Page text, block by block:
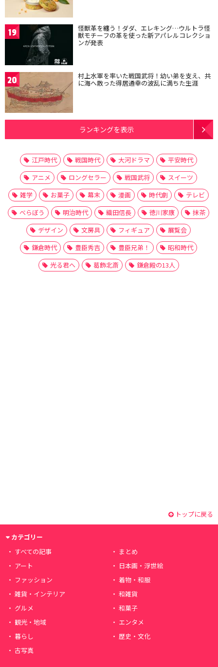
19 怪獣革を纏う！ダダ、エレキング…ウルトラ怪
獣モチーフの革を使った新アパレルコレクショ
ンが発表
20 村上水軍を率いた戦国武将！幼い弟を支え、共
に海へ散った得居通幸の波乱に満ちた生涯
ランキングを表示
江戸時代 戦国時代 大河ドラマ
平安時代
アニメ
ロングセラー 戦国武将
スイーツ
雑学
お菓子 幕末 漫画 時代劇
テレビ
べらぼう
明治時代 織田信長 徳川家康
抹茶
デザイン
文房具 フィギュア
展覧会
鎌倉時代
豊臣秀吉 豊臣兄弟！
昭和時代
光る君へ
葛飾北斎 鎌倉殿の13人
トップに戻る
カテゴリー
すべての記事
まとめ
アート
日本画・浮世絵
ファッション
着物・和服
雑貨・インテリア
和雑貨
グルメ
和菓子
観光・地域
エンタメ
暮らし
歴史・文化
古写真